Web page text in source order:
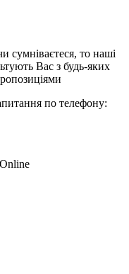
сумніваєтеся, то наші
Вас з будь-яких
по телефону: